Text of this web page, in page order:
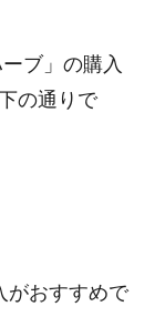
ブ」の購入
の通りで
がおすすめで